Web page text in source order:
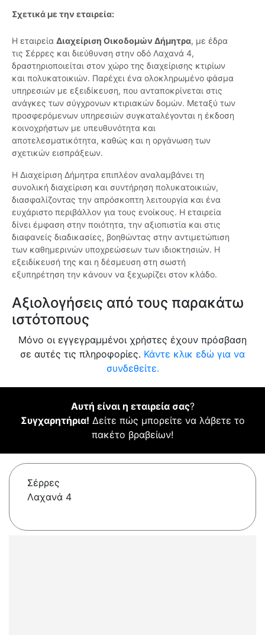
Σχετικά με την εταιρεία:
Η εταιρεία Διαχείριση Οικοδομών Δήμητρα, με έδρα
τις Σέρρες και διεύθυνση στην οδό Λαχανά 4,
δραστηριοποιείται στον χώρο της διαχείρισης κτιρίων
και πολυκατοικιών. Παρέχει ένα ολοκληρωμένο φάσμα
υπηρεσιών με εξειδίκευση, που ανταποκρίνεται στις
ανάγκες των σύγχρονων κτιριακών δομών. Μεταξύ των
προσφερόμενων υπηρεσιών συγκαταλέγονται η έκδοση
κοινοχρήστων με υπευθυνότητα και
αποτελεσματικότητα, καθώς και η οργάνωση των
σχετικών εισπράξεων.
Η Διαχείριση Δήμητρα επιπλέον αναλαμβάνει τη
συνολική διαχείριση και συντήρηση πολυκατοικιών,
διασφαλίζοντας την απρόσκοπτη λειτουργία και ένα
ευχάριστο περιβάλλον για τους ενοίκους. Η εταιρεία
δίνει έμφαση στην ποιότητα, την αξιοπιστία και στις
διαφανείς διαδικασίες, βοηθώντας στην αντιμετώπιση
των καθημερινών υποχρεώσεων των ιδιοκτησιών. Η
εξειδίκευσή της και η δέσμευση στη σωστή
εξυπηρέτηση την κάνουν να ξεχωρίζει στον κλάδο.
Αξιολογήσεις από τους παρακάτω
ιστότοπους
Μόνο οι εγγεγραμμένοι χρήστες έχουν πρόσβαση
σε αυτές τις πληροφορίες. Κάντε κλικ εδώ για να
συνδεθείτε.
Αυτή είναι η εταιρεία σας?
Συγχαρητήρια! Δείτε πώς μπορείτε να λάβετε το
πακέτο βραβείων!
Σέρρες
Λαχανά 4